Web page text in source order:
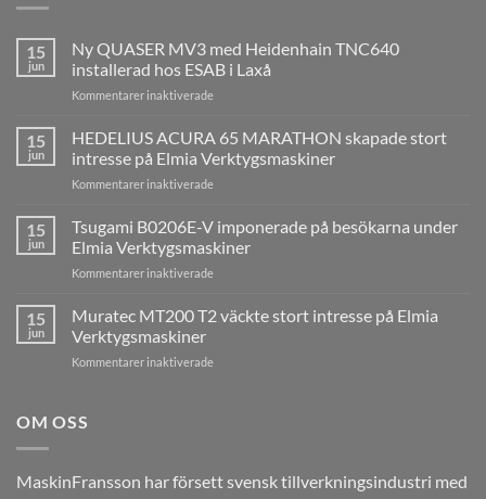
15
jun
Ny QUASER MV3 med Heidenhain TNC640
installerad hos ESAB i Laxå
Kommentarer inaktiverade
QUASER
med
installerad
hos
15
jun
HEDELIUS ACURA 65 MARATHON skapade stort
intresse på Elmia Verktygsmaskiner
Kommentarer inaktiverade
ACURA
MARATHON
intresse
15
jun
Tsugami B0206E-V imponerade på besökarna under
Elmia Verktygsmaskiner
Kommentarer inaktiverade
B0206E-
15
jun
Muratec MT200 T2 väckte stort intresse på Elmia
Verktygsmaskiner
Kommentarer inaktiverade
på
OM OSS
MaskinFransson har försett svensk tillverkningsindustri med